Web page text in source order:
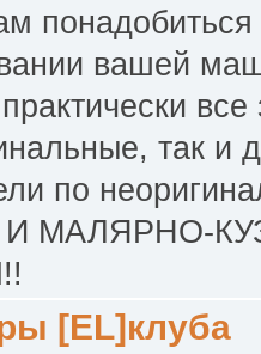
понадобиться
вашей
все
так и
по
И МАЛЯРНО-
[EL]клуба